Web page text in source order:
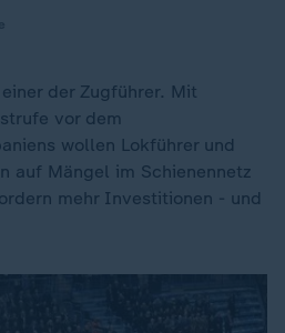
der Zugführer. Mit
vor dem
wollen Lokführer und
auf Mängel im Schienennetz
mehr Investitionen - und